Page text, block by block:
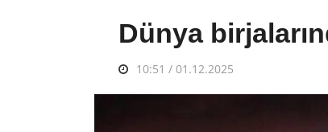
Dünya
10:51 / 01.12.2025